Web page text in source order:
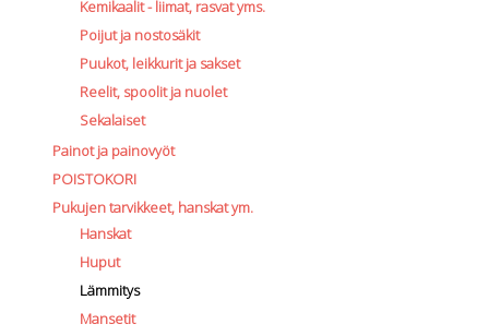
Kemikaalit - liimat, rasvat yms.
Poijut ja nostosäkit
Puukot, leikkurit ja sakset
Reelit, spoolit ja nuolet
Sekalaiset
Painot ja painovyöt
POISTOKORI
Pukujen tarvikkeet, hanskat ym.
Hanskat
Huput
Lämmitys
Mansetit